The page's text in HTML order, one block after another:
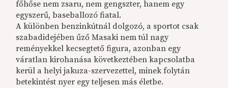
főhőse nem zsaru, nem gengszter, hanem egy
egyszerű, baseballozó fiatal.
A különben benzinkútnál dolgozó, a sportot csak
szabadidejében űző Masaki nem túl nagy
reményekkel kecsegtető figura, azonban egy
váratlan kirohanása következtében kapcsolatba
kerül a helyi jakuza-szervezettel, minek folytán
betekintést nyer egy teljesen más életbe.